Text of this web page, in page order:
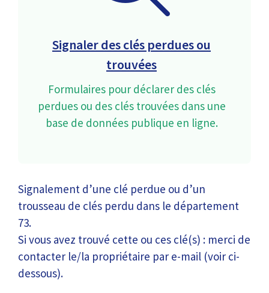
Signaler des clés perdues ou
trouvées
Formulaires pour déclarer des clés
perdues ou des clés trouvées dans une
base de données publique en ligne.
Signalement d’une clé perdue ou d’un
trousseau de clés perdu dans le département
73.
Si vous avez trouvé cette ou ces clé(s) : merci de
contacter le/la propriétaire par e-mail (voir ci-
dessous).